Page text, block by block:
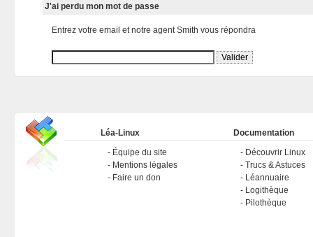
J'ai perdu mon mot de passe
Entrez votre email et notre agent Smith vous répondra
Léa-Linux
Équipe du site
Mentions légales
Faire un don
Documentation
Découvrir Linux
Trucs & Astuces
Léannuaire
Logithèque
Pilothèque